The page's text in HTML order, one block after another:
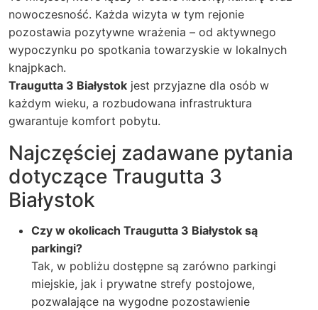
nowoczesność. Każda wizyta w tym rejonie
pozostawia pozytywne wrażenia – od aktywnego
wypoczynku po spotkania towarzyskie w lokalnych
knajpkach.
Traugutta 3 Białystok jest przyjazne dla osób w
każdym wieku, a rozbudowana infrastruktura
gwarantuje komfort pobytu.
Najczęściej zadawane pytania
dotyczące Traugutta 3
Białystok
Czy w okolicach Traugutta 3 Białystok są
parkingi?
Tak, w pobliżu dostępne są zarówno parkingi
miejskie, jak i prywatne strefy postojowe,
pozwalające na wygodne pozostawienie